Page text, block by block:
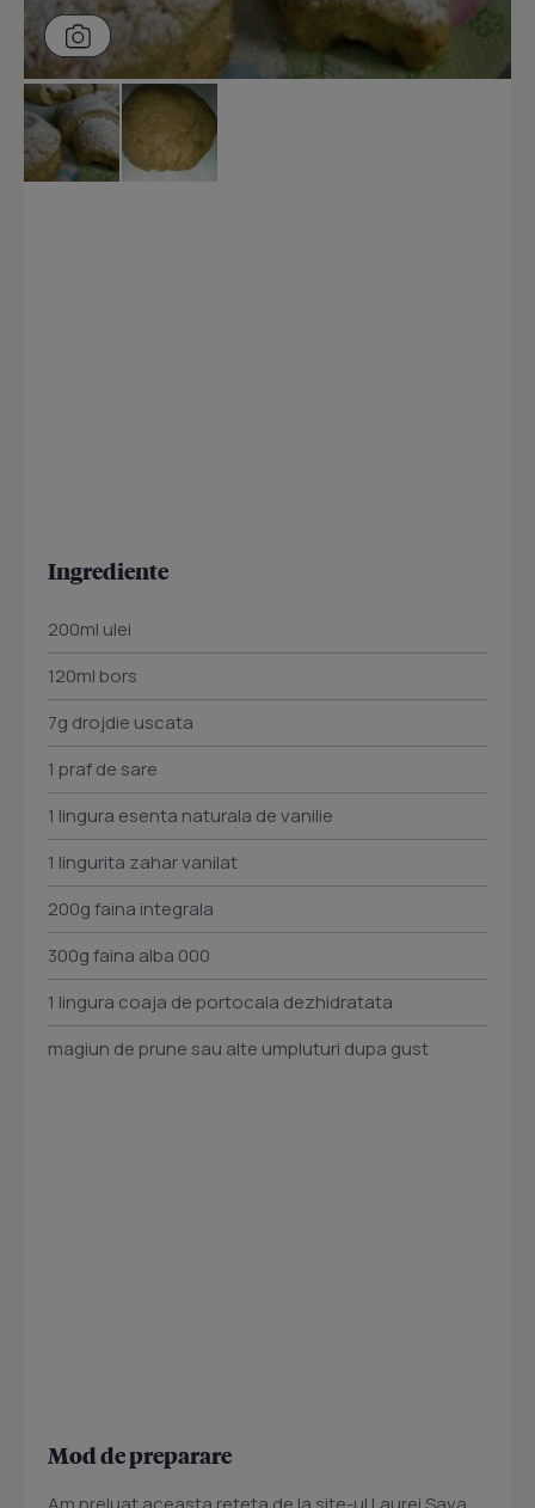
Ingrediente
200ml ulei
120ml bors
7g drojdie uscata
1 praf de sare
1 lingura esenta naturala de vanilie
1 lingurita zahar vanilat
200g faina integrala
300g faina alba 000
1 lingura coaja de portocala dezhidratata
magiun de prune sau alte umpluturi dupa gust
Mod de preparare